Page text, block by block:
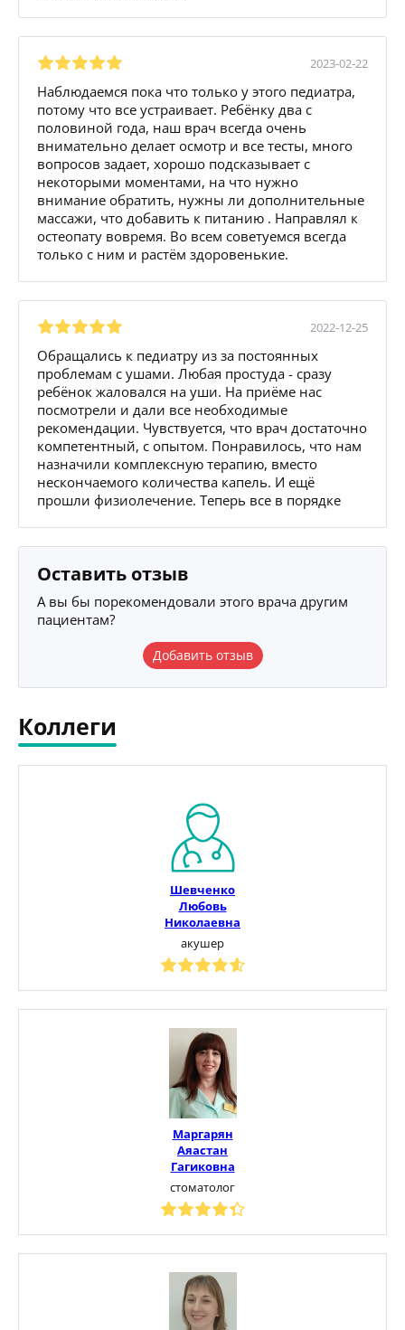
2023-02-22
Наблюдаемся пока что только у этого педиатра,
потому что все устраивает. Ребёнку два с
половиной года, наш врач всегда очень
внимательно делает осмотр и все тесты, много
вопросов задает, хорошо подсказывает с
некоторыми моментами, на что нужно
внимание обратить, нужны ли дополнительные
массажи, что добавить к питанию . Направлял к
остеопату вовремя. Во всем советуемся всегда
только с ним и растём здоровенькие.
2022-12-25
Обращались к педиатру из за постоянных
проблемам с ушами. Любая простуда - сразу
ребёнок жаловался на уши. На приёме нас
посмотрели и дали все необходимые
рекомендации. Чувствуется, что врач достаточно
компетентный, с опытом. Понравилось, что нам
назначили комплексную терапию, вместо
нескончаемого количества капель. И ещё
прошли физиолечение. Теперь все в порядке
Оставить отзыв
А вы бы порекомендовали этого врача другим
пациентам?
Добавить отзыв
Коллеги
Шевченко
Любовь
Николаевна
акушер
Маргарян
Аяастан
Гагиковна
стоматолог